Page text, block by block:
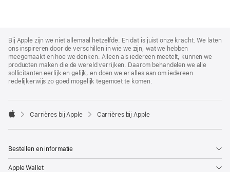
Footer
Bij Apple zijn we niet allemaal hetzelfde. En dat is juist onze kracht. We laten
ons inspireren door de verschillen in wie we zijn, wat we hebben
meegemaakt en hoe we denken. Alleen als iedereen meetelt, kunnen we
producten maken die de wereld verrijken. Daarom behandelen we alle
sollicitanten eerlijk en gelijk, en doen we er alles aan om iedereen
redelijkerwijs zo goed mogelijk tegemoet te komen.

Carrières bij Apple Carrières bij Apple
Bestellen en informatie
Apple Wallet